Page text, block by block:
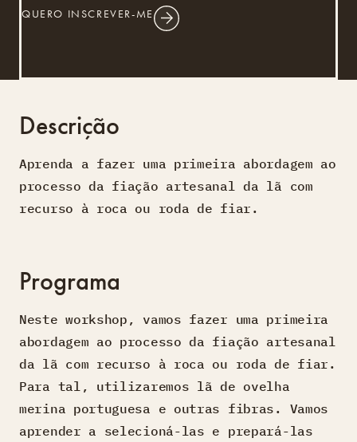
QUERO INSCREVER-ME
Descrição
Aprenda a fazer uma primeira abordagem ao
processo da fiação artesanal da lã com
recurso à roca ou roda de fiar.
Programa
Neste workshop, vamos fazer uma primeira
abordagem ao processo da fiação artesanal
da lã com recurso à roca ou roda de fiar.
Para tal, utilizaremos lã de ovelha
merina portuguesa e outras fibras. Vamos
aprender a selecioná-las e prepará-las